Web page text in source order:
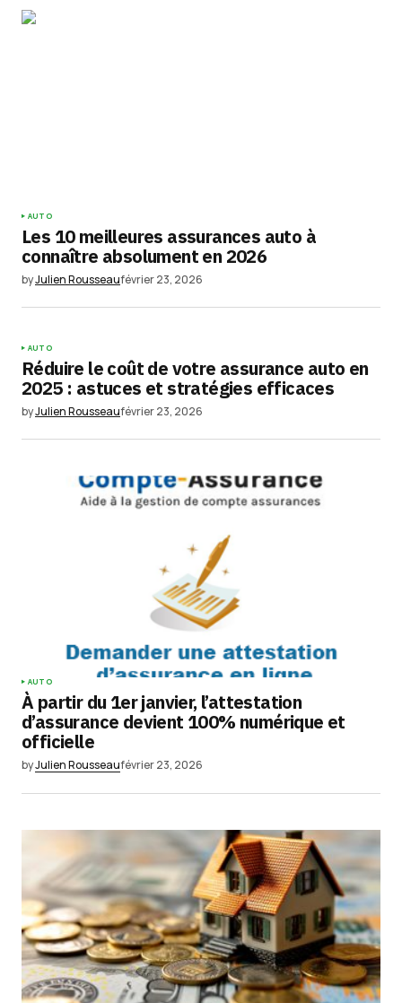
Your E-mail*
site dans le navigateur pour mon prochain
Submit Comment
AUTO
Les 10 meilleures assurances auto à
connaître absolument en 2026
byJulien Rousseaufévrier 23, 2026
AUTO
Réduire le coût de votre assurance auto en
2025 : astuces et stratégies efficaces
byJulien Rousseaufévrier 23, 2026
AUTO
À partir du 1er janvier, l’attestation
d’assurance devient 100% numérique et
officielle
byJulien Rousseaufévrier 23, 2026